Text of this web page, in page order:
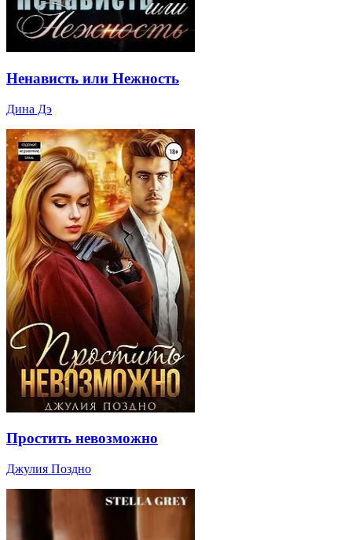
Ненависть или Нежность
Дина Дэ
Простить невозможно
Джулия Поздно